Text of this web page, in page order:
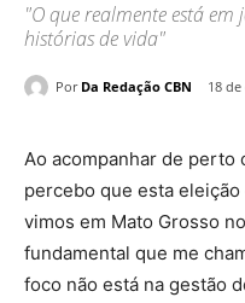
"O que realmente está
histórias de vida"
Por Da Redação CBN 18
Ao acompanhar de perto
percebo que esta
vimos em Mato Grosso
fundamental que me
foco não está na gestão